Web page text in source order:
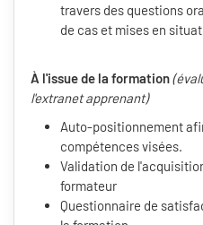
travers des questions
de cas et mises en
À l'issue de la formation
l'extranet apprenant)
Auto-positionnement
compétences visées.
Validation de
formateur
Questionnaire de